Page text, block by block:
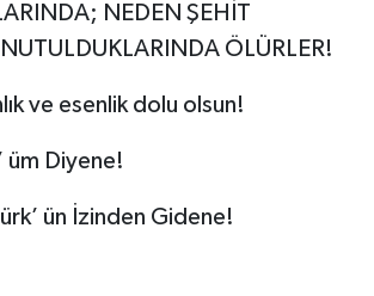
NEDEN ŞEHİT
ÖLÜRLER!
ve esenlik dolu olsun!
üm Diyene!
ün İzinden Gidene!